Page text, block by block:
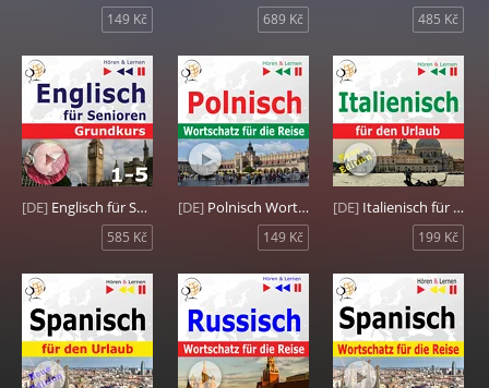
149 Kč 689 Kč 485 Kč
[DE] Englisch für Senioren 1-5
585 Kč
[DE]Polnisch Wortschatz für die Reise: 1000 wichtige Wörter und Wendungen
149 Kč
[DE] Italienisch für den Urlaub
199 Kč